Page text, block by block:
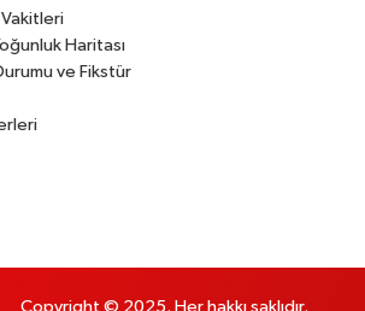
Vakitleri
Haritası
ve Fikstür
Copyright © 2025. Her hakkı saklıdır.